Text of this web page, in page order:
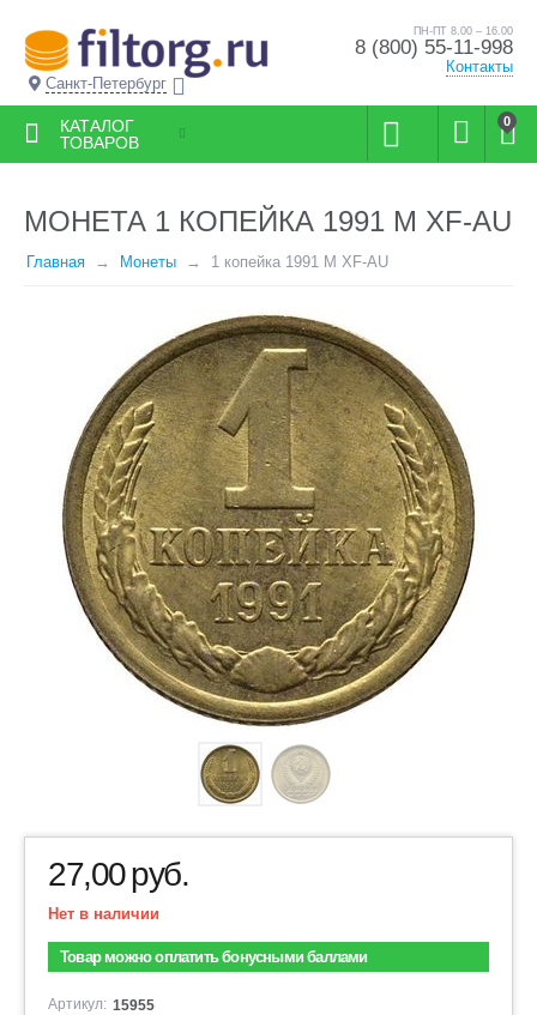
Санкт-Петербург
ПН-ПТ 8.00 – 16.00
8 (800) 55-11-998
Контакты
0
КАТАЛОГ
ТОВАРОВ
МОНЕТА 1 КОПЕЙКА 1991 М XF-AU
Главная Монеты 1 копейка 1991 М XF-AU
27,00руб.
Нет в наличии
Товар можно оплатить бонусными баллами
Артикул: 15955